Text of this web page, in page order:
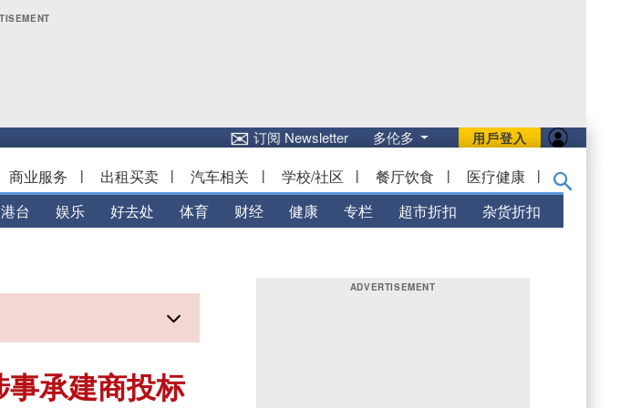
用戶登入
✉订阅 Newsletter 多伦多
商业服务 | 出租买卖 | 汽车相关 | 学校/社区 | 餐厅饮食 | 医疗健康 |
台 娱乐 好去处 体育 财经 健康 专栏 超市折扣 杂货折扣
事承建商投标